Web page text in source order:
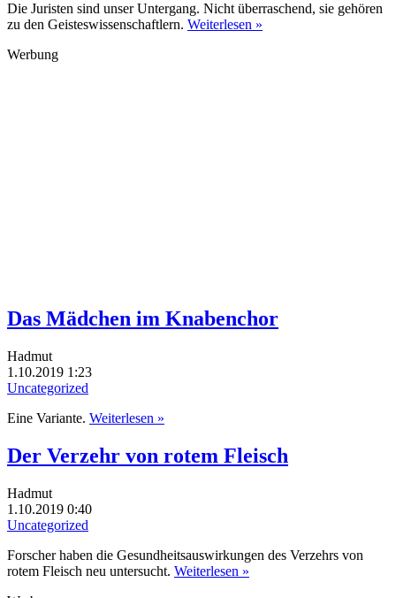
Die Juristen sind unser Untergang. Nicht überraschend, sie gehören
zu den Geisteswissenschaftlern. Weiterlesen »
Werbung
Das Mädchen im Knabenchor
Hadmut
1.10.2019 1:23
Uncategorized
Eine Variante. Weiterlesen »
Der Verzehr von rotem Fleisch
Hadmut
1.10.2019 0:40
Uncategorized
Forscher haben die Gesundheitsauswirkungen des Verzehrs von
rotem Fleisch neu untersucht. Weiterlesen »